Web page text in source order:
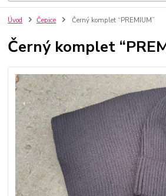
Úvod Čepice Černý komplet “PREMIUM”
Černý komplet